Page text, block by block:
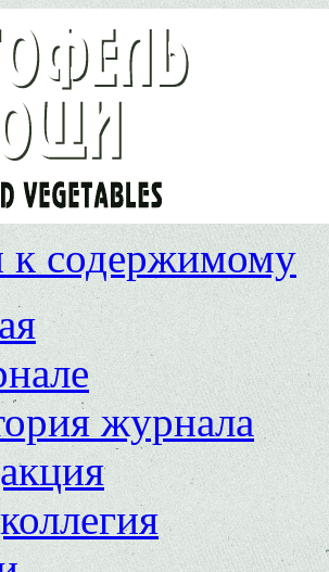
к содержимому
журнала